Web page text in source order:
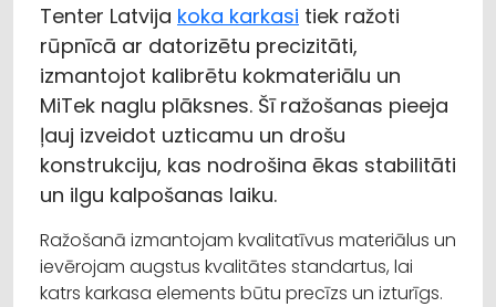
Tenter Latvija koka karkasi tiek ražoti
rūpnīcā ar datorizētu precizitāti,
izmantojot kalibrētu kokmateriālu un
MiTek naglu plāksnes. Šī ražošanas pieeja
ļauj izveidot uzticamu un drošu
konstrukciju, kas nodrošina ēkas stabilitāti
un ilgu kalpošanas laiku.
Ražošanā izmantojam kvalitatīvus materiālus un
ievērojam augstus kvalitātes standartus, lai
katrs karkasa elements būtu precīzs un izturīgs.